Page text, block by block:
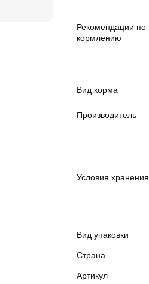
Рекомендации по
кормлению
Вид корма
Производитель
Условия хранения
Вид упаковки
Страна
Артикул